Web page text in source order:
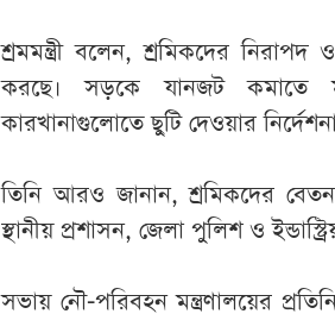
শ্রমমন্ত্রী বলেন, শ্রমিকদের
করছে। সড়কে যানজট কমাতে
কারখানাগুলোতে ছুটি দেওয়ার
তিনি আরও জানান, শ্রমিকদের
স্থানীয় প্রশাসন, জেলা পুলিশ ও
সভায় নৌ-পরিবহন মন্ত্রণালয়ের